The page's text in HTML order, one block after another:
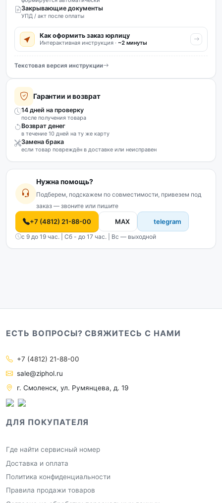
Закрывающие документы
УПД / акт после оплаты
Как оформить заказ юрлицу
Интерактивная инструкция · ~2 минуты
Текстовая версия инструкции
Гарантии и возврат
14 дней на проверку
после получения товара
Возврат денег
в течение 10 дней на ту же карту
Замена брака
если товар повреждён в доставке или неисправен
Нужна помощь?
Подберем, подскажем по совместимости, привезем под
заказ — звоните или пишите
+7 (4812) 21-88-00 MAX telegram
с 9 до 19 час. | Сб - до 17 час. | Вс — выходной
ЕСТЬ ВОПРОСЫ? СВЯЖИТЕСЬ С НАМИ
+7 (4812) 21-88-00
sale@ziphol.ru
г. Смоленск, ул. Румянцева, д. 19
ДЛЯ ПОКУПАТЕЛЯ
Где найти сервисный номер
Доставка и оплата
Политика конфиденциальности
Правила продажи товаров